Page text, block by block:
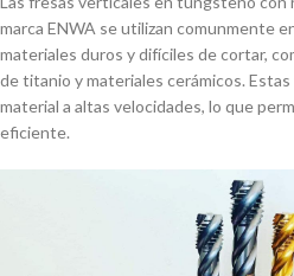
marca ENWA se utilizan comunmente
materiales duros y difí­ciles de cortar,
de titanio y materiales cerámicos.
material a altas velocidades, lo que
eficiente.